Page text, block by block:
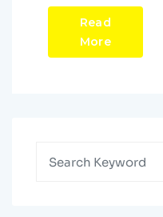
Read
More